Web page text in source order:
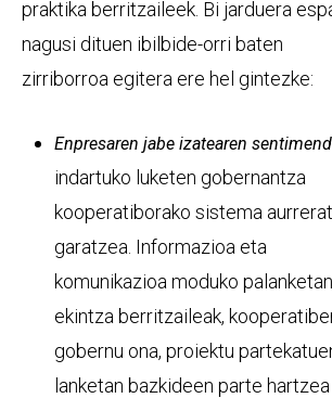
praktika berritzaileek. Bi jarduera
nagusi dituen ibilbide-orri baten
zirriborroa egitera ere hel gintezke:
Enpresaren jabe izatearen
indartuko luketen gobernantza
kooperatiborako sistema
garatzea. Informazioa eta
komunikazioa moduko palanketan
ekintza berritzaileak,
gobernu ona, proiektu
lanketan bazkideen parte